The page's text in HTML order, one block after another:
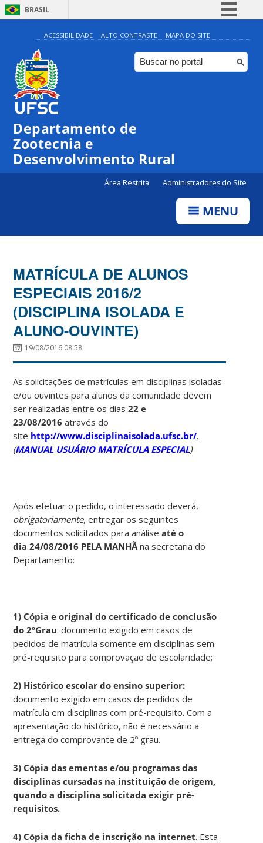
BRASIL
Simplifique!
Comunica BR
Participe
ACESSIBILIDADE ALTO CONTRASTE MAPA DO SITE
Departamento de
Zootecnia e
Desenvolvimento Rural
Área Restrita Administradores do Site
MENU
MATRÍCULA DE ALUNOS
ESPECIAIS 2016/2
(DISCIPLINA ISOLADA E
ALUNO-OUVINTE)
19/08/2016 08:58
As solicitações de matrículas em disciplinas isoladas
e/ou ouvintes para alunos da comunidade devem
ser realizadas entre os dias22 e
23/08/2016 através do
site http://www.disciplinaisolada.ufsc.br/.
(MANUAL USUÁRIO MATRÍCULA ESPECIAL)
Após efetuar o pedido, o interessado deverá,
obrigatoriamente, entregar os seguintes
documentos solicitados para análise até o
dia 24/08/2016 PELA MANHÃ na secretaria do
Departamento:
1) Cópia e original do certificado de conclusão
do 2ºGrau: documento exigido em casos de
pedidos de matrícula somente em disciplinas sem
pré-requisito para comprovação de escolaridade;
2) Histórico escolar do ensino superior:
documento exigido em casos de pedidos de
matrícula em disciplinas com pré-requisito. Com a
apresentação do histórico, não é necessário a
entrega do comprovante de 2º grau.
3) Cópia das ementas e/ou programas das
disciplinas cursadas na instituição de origem,
quando a disciplina solicitada exigir pré-
requisitos.
4) Cópia da ficha de inscrição na internet. Esta